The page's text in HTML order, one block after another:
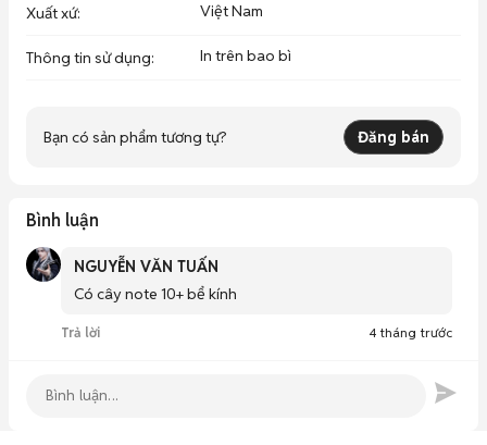
Xuất xứ: Việt Nam
Thông tin sử dụng: In trên bao bì
Bạn có sản phẩm tương tự? Đăng bán
Bình luận
NGUYỄN VĂN TUẤN
Có cây note 10+ bể kính
Trả lời 4 tháng trước